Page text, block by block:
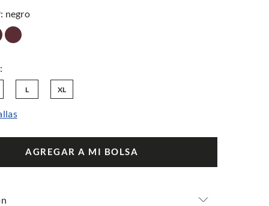
: negro
L XL
AGREGAR A MI BOLSA